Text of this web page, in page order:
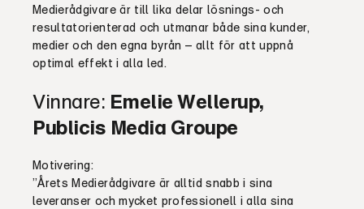
Medierådgivare är till lika delar lösnings- och
resultatorienterad och utmanar både sina kunder,
medier och den egna byrån – allt för att uppnå
optimal effekt i alla led.
Vinnare: Emelie Wellerup,
Publicis Media Groupe
Motivering:
”Årets Medierådgivare är alltid snabb i sina
leveranser och mycket professionell i alla sina